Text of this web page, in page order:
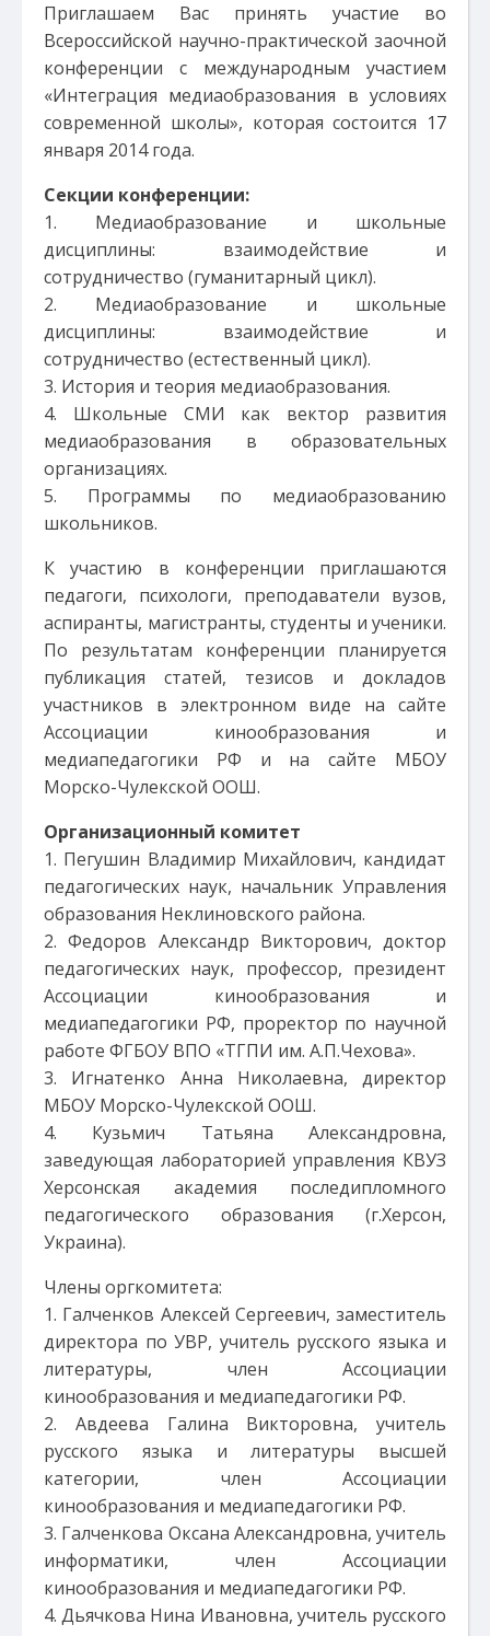
Приглашаем Вас принять участие во
Всероссийской научно-практической заочной
конференции с международным участием
«Интеграция медиаобразования в условиях
современной школы», которая состоится 17
января 2014 года.
Секции конференции:
1. Медиаобразование и школьные
дисциплины: взаимодействие и
сотрудничество (гуманитарный цикл).
2. Медиаобразование и школьные
дисциплины: взаимодействие и
сотрудничество (естественный цикл).
3. История и теория медиаобразования.
4. Школьные СМИ как вектор развития
медиаобразования в образовательных
организациях.
5. Программы по медиаобразованию
школьников.
К участию в конференции приглашаются
педагоги, психологи, преподаватели вузов,
аспиранты, магистранты, студенты и ученики.
По результатам конференции планируется
публикация статей, тезисов и докладов
участников в электронном виде на сайте
Ассоциации кинообразования и
медиапедагогики РФ и на сайте МБОУ
Морско-Чулекской ООШ.
Организационный комитет
1. Пегушин Владимир Михайлович, кандидат
педагогических наук, начальник Управления
образования Неклиновского района.
2. Федоров Александр Викторович, доктор
педагогических наук, профессор, президент
Ассоциации кинообразования и
медиапедагогики РФ, проректор по научной
работе ФГБОУ ВПО «ТГПИ им. А.П.Чехова».
3. Игнатенко Анна Николаевна, директор
МБОУ Морско-Чулекской ООШ.
4. Кузьмич Татьяна Александровна,
заведующая лабораторией управления КВУЗ
Херсонская академия последипломного
педагогического образования (г.Херсон,
Украина).
Члены оргкомитета:
1. Галченков Алексей Сергеевич, заместитель
директора по УВР, учитель русского языка и
литературы, член Ассоциации
кинообразования и медиапедагогики РФ.
2. Авдеева Галина Викторовна, учитель
русского языка и литературы высшей
категории, член Ассоциации
кинообразования и медиапедагогики РФ.
3. Галченкова Оксана Александровна, учитель
информатики, член Ассоциации
кинообразования и медиапедагогики РФ.
4. Дьячкова Нина Ивановна, учитель русского